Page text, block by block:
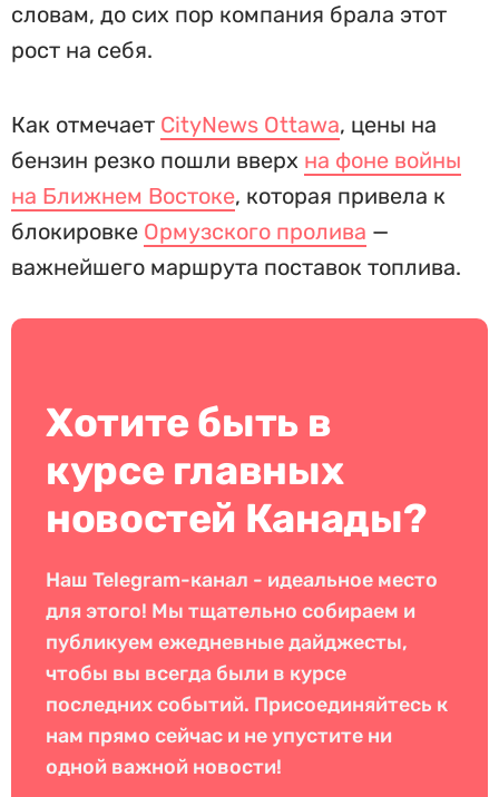
словам, до сих пор компания брала этот
рост на себя.
Как отмечает CityNews Ottawa, цены на
бензин резко пошли вверх на фоне войны
на Ближнем Востоке, которая привела к
блокировке Ормузского пролива —
важнейшего маршрута поставок топлива.
Хотите быть в
курсе главных
новостей Канады?
Наш Telegram-канал - идеальное место
для этого! Мы тщательно собираем и
публикуем ежедневные дайджесты,
чтобы вы всегда были в курсе
последних событий. Присоединяйтесь к
нам прямо сейчас и не упустите ни
одной важной новости!